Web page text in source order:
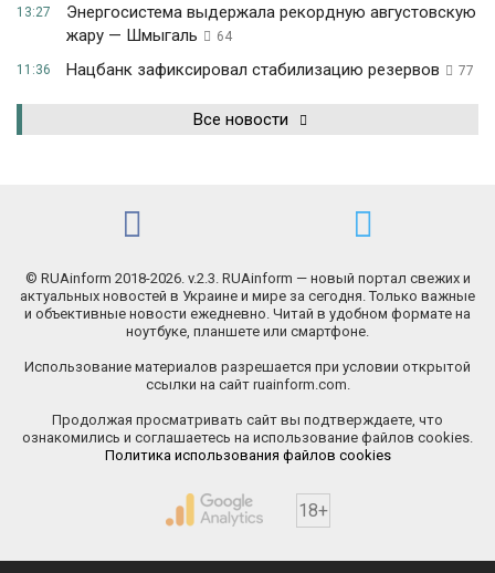
13:27
Энергосистема выдержала рекордную августовскую
жару — Шмыгаль
64
11:36 Нацбанк зафиксировал стабилизацию резервов 77
Все новости
© RUAinform 2018-2026. v.2.3. RUAinform — новый портал свежих и
актуальных новостей в Украине и мире за сегодня. Только важные
и объективные новости ежедневно. Читай в удобном формате на
ноутбуке, планшете или смартфоне.
Использование материалов разрешается при условии открытой
ссылки на сайт ruainform.com.
Продолжая просматривать сайт вы подтверждаете, что
ознакомились и соглашаетесь на использование файлов cookies.
Политика использования файлов cookies
18+